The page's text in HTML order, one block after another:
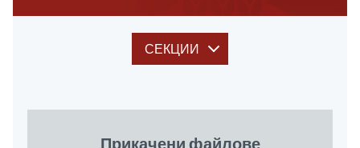
СЕКЦИИ
Прикачени файлове